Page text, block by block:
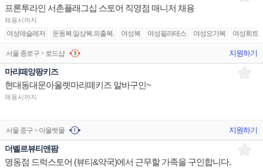
프론투라인 서촌플래그십 스토어 직영점 매니저 채용
채용시까지
여성애슬레저 운동복.일상복.외출복. 여성복 여성필라테스 여성요가복 여성휘트
서울 종로구 > 로드샵 지원하기
마리떼앙팡키즈
현대동대문아울렛마리떼키즈 알바구인~
채용시까지
서울 중구 > 아울렛몰 지원하기
더벨르뷰티앤팜
명동점 드럭스토어 (뷰티&약국)에서 근무할 가족을 구인합니다.